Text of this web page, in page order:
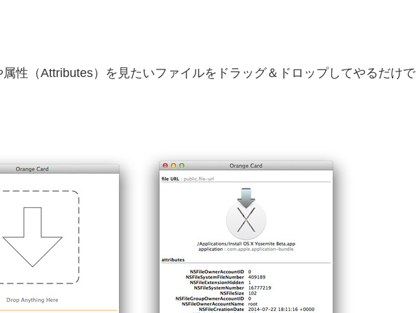
性（Attributes）を見たいファイルをドラッグ＆ドロップしてやるだけで